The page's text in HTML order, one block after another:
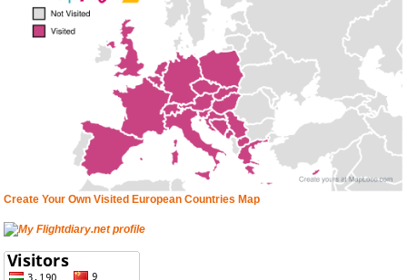
Create Your Own Visited European Countries Map